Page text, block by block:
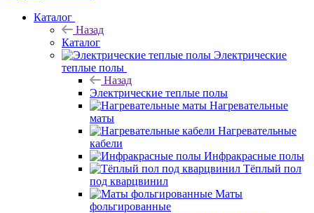
Каталог
Назад
Каталог
Электрические
теплые полы
Назад
Электрические теплые полы
Нагревательные
маты
Нагревательные
кабели
Инфракрасные полы
Тёплый пол
под кварцвинил
Маты
фольгированные